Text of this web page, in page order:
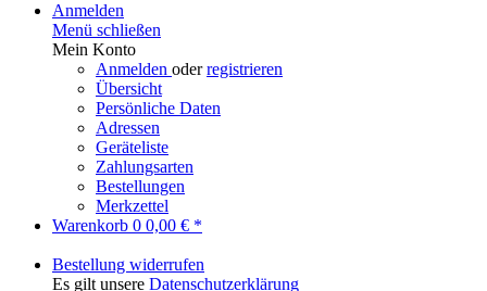
Anmelden
Menü schließen
Mein Konto
Anmelden oderregistrieren
Übersicht
Persönliche Daten
Adressen
Geräteliste
Zahlungsarten
Bestellungen
Merkzettel
Warenkorb 0 0,00 € *
Bestellung widerrufen
Es gilt unsere Datenschutzerklärung